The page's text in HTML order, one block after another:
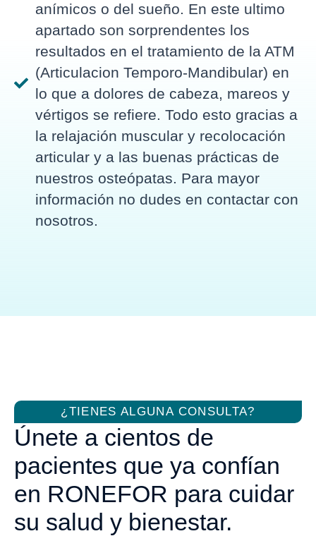
anímicos o del sueño. En este ultimo
apartado son sorprendentes los
resultados en el tratamiento de la ATM
(Articulacion Temporo-Mandibular) en
lo que a dolores de cabeza, mareos y
vértigos se refiere. Todo esto gracias a
la relajación muscular y recolocación
articular y a las buenas prácticas de
nuestros osteópatas. Para mayor
información no dudes en contactar con
nosotros.
¿TIENES ALGUNA CONSULTA?
Únete a cientos de
pacientes que ya confían
en RONEFOR para cuidar
su salud y bienestar.